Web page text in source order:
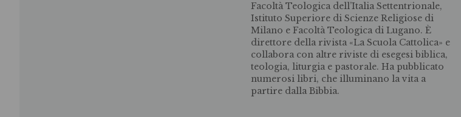
Facoltà Teologica dell’Italia Settentrionale,
Istituto Superiore di Scienze Religiose di
Milano e Facoltà Teologica di Lugano. È
direttore della rivista «La Scuola Cattolica» e
collabora con altre riviste di esegesi biblica,
teologia, liturgia e pastorale. Ha pubblicato
numerosi libri, che illuminano la vita a
partire dalla Bibbia.